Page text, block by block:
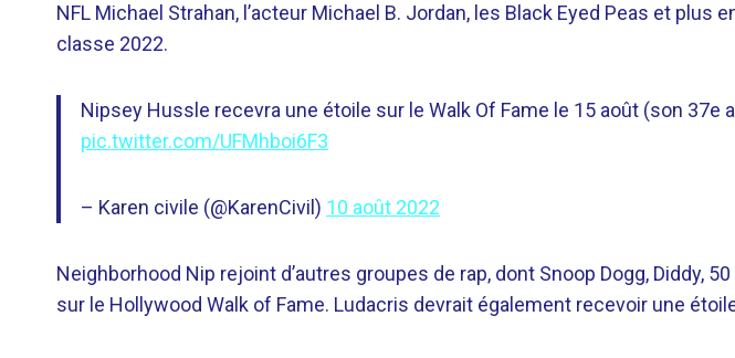
NFL Michael Strahan, l’acteur Michael B. Jordan, les Black Eyed Peas et plus
classe 2022.
Nipsey Hussle recevra une étoile sur le Walk Of Fame le 15 août (son 37e
pic.twitter.com/UFMhboi6F3
– Karen civile (@KarenCivil) 10 août 2022
Neighborhood Nip rejoint d’autres groupes de rap, dont Snoop Dogg, Diddy,
sur le Hollywood Walk of Fame. Ludacris devrait également recevoir une